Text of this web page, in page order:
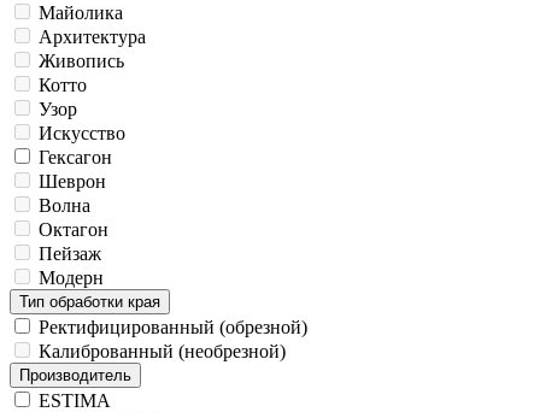
Майолика
Архитектура
Живопись
Котто
Узор
Искусство
Гексагон
Шеврон
Волна
Октагон
Пейзаж
Модерн
Тип обработки края
Ректифицированный (обрезной)
Калиброванный (необрезной)
Производитель
ESTIMA